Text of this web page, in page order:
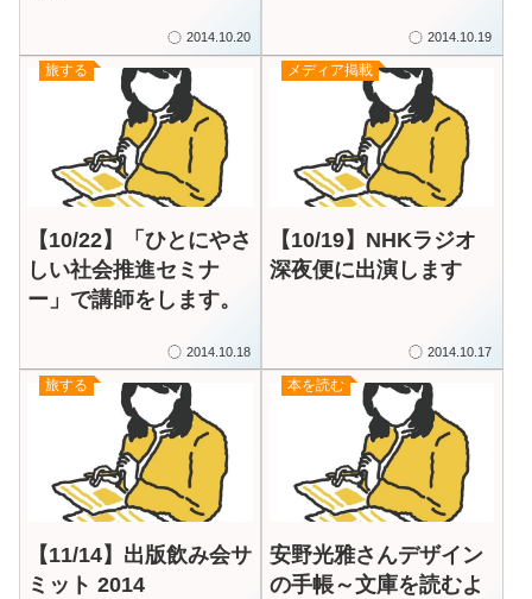
2014.10.20 2014.10.19
旅する
【10/22】「ひとにやさ
しい社会推進セミナ
ー」で講師をします。
2014.10.18
メディア掲載
【10/19】NHKラジオ
深夜便に出演します
2014.10.17
旅する
【11/14】出版飲み会サ
ミット 2014
本を読む
安野光雅さんデザイン
の手帳～文庫を読むよ